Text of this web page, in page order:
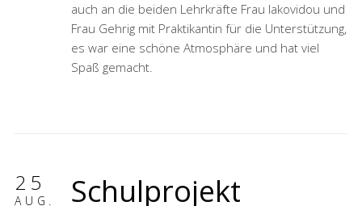
auch an die beiden Lehrkräfte Frau Iakovidou und
Frau Gehrig mit Praktikantin für die Unterstützung,
es war eine schöne Atmosphäre und hat viel
Spaß gemacht.
25
AUG.
Schulprojekt